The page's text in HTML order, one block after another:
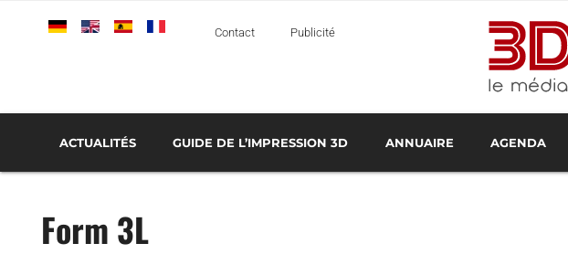
DeutschEnglishEspañolFrançaisItalianoContact Publicité
ACTUALITÉS
AUTOMOBILE ET TRANSPORT
GUIDE DE L’IMPRESSION 3D ANNUAIRE AGENDA
Form 3L